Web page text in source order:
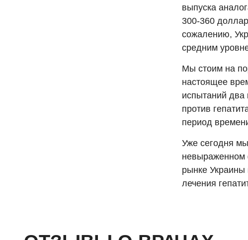
выпуска
300-360
сожалению,
средним
Мы стоим на
настоящее
испытаний два
против
период
Уже сегодня
невыраженном
рынке
лечения